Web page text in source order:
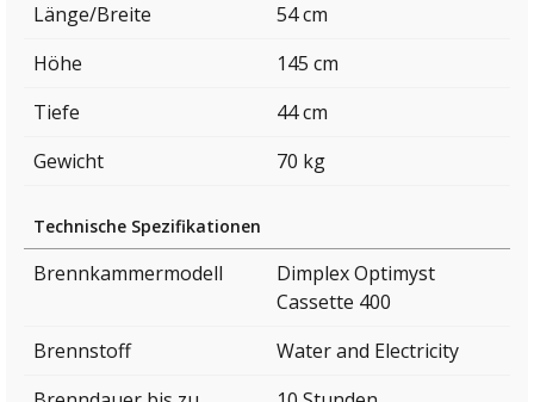
Länge/Breite
54 cm
Höhe
145 cm
Tiefe
44 cm
Gewicht
70 kg
Technische Spezifikationen
Brennkammermodell
Dimplex Optimyst
Cassette 400
Brennstoff
Water and Electricity